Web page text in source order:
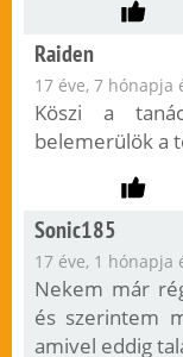
Raiden
17 éve, 7 hónapja
Köszi a
belemerülök a
Sonic185
17 éve, 1 hónapja
Nekem már
és szerintem
amivel eddig